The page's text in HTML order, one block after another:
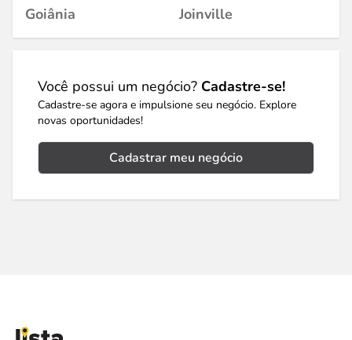
Goiânia
Joinville
Você possui um negócio? Cadastre-se!
Cadastre-se agora e impulsione seu negócio. Explore
novas oportunidades!
Cadastrar meu negócio